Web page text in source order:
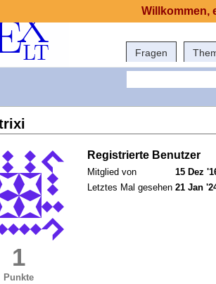
Fragen
1
Punkte
Registrierte Benutzer
Mitglied von
15 Dez
Letztes Mal gesehen 21 Jan
Willkommen,